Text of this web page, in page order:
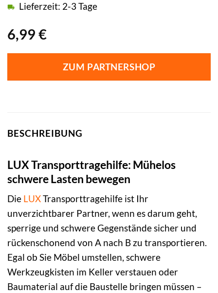
6,99 €
Lieferzeit: 2-3 Tage
ZUM PARTNERSHOP
BESCHREIBUNG
LUX Transporttragehilfe: Mühelos
schwere Lasten bewegen
Die LUXTransporttragehilfe ist Ihr
unverzichtbarer Partner, wenn es darum geht,
sperrige und schwere Gegenstände sicher und
rückenschonend von A nach B zu transportieren.
Egal ob Sie Möbel umstellen, schwere
Werkzeugkisten im Keller verstauen oder
Baumaterial auf die Baustelle bringen müssen –